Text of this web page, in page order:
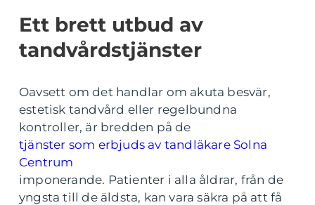
Ett brett utbud av
tandvårdstjänster
Oavsett om det handlar om akuta besvär,
estetisk tandvård eller regelbundna
kontroller, är bredden på de
tjänster som erbjuds av tandläkare Solna
Centrum
imponerande. Patienter i alla åldrar, från de
yngsta till de äldsta, kan vara säkra på att få